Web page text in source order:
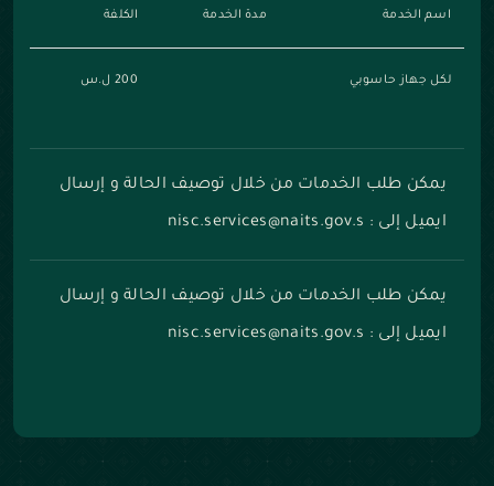
اسم الخدمة مدة الخدمة الكلفة
لكل جهاز حاسوبي 200 ل.س
يمكن طلب الخدمات من خلال توصيف الحالة و إرسال
ايميل إلى : nisc.services@naits.gov.s
يمكن طلب الخدمات من خلال توصيف الحالة و إرسال
ايميل إلى : nisc.services@naits.gov.s